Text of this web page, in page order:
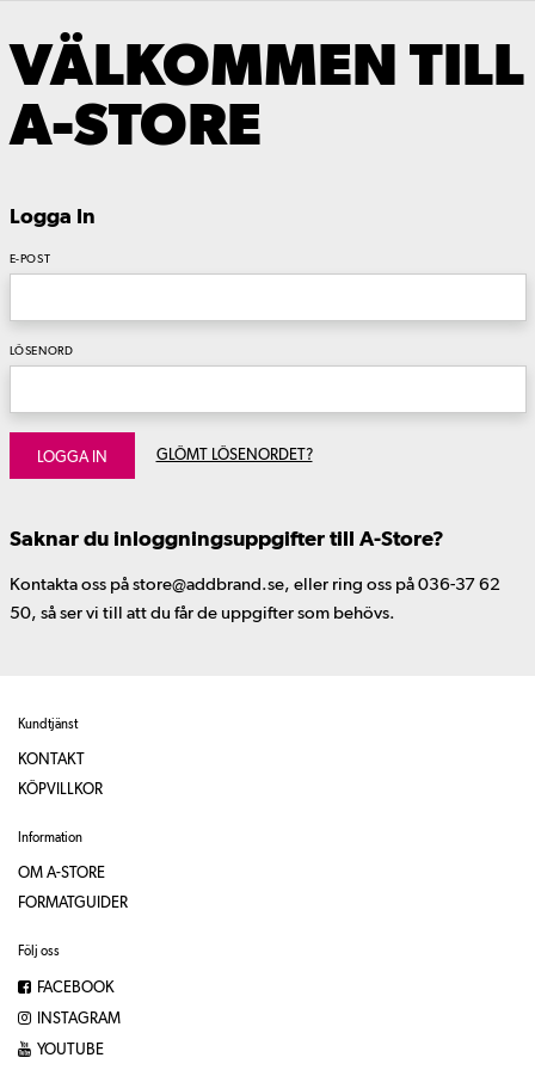
VÄLKOMMEN TILL
A-STORE
Logga In
E-POST
LÖSENORD
LOGGA IN GLÖMT LÖSENORDET?
Saknar du inloggningsuppgifter till A-Store?
Kontakta oss på store@addbrand.se, eller ring oss på 036-37 62
50, så ser vi till att du får de uppgifter som behövs.
Kundtjänst
KONTAKT
KÖPVILLKOR
Information
OM A-STORE
FORMATGUIDER
Följ oss
FACEBOOK
INSTAGRAM
YOUTUBE